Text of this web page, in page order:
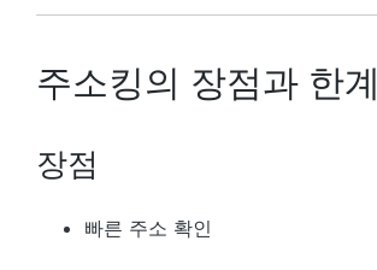
주소킹의 장점과 한계
장점
빠른 주소 확인